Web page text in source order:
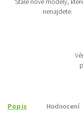
Stále nové modely,
nenajdete.
Popis Hodnocení